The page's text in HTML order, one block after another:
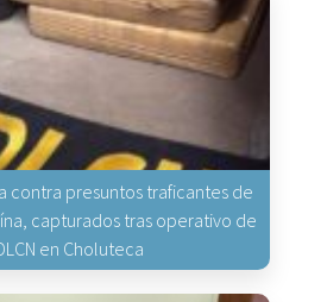
contra presuntos traficantes de
capturados tras operativo de
en Choluteca